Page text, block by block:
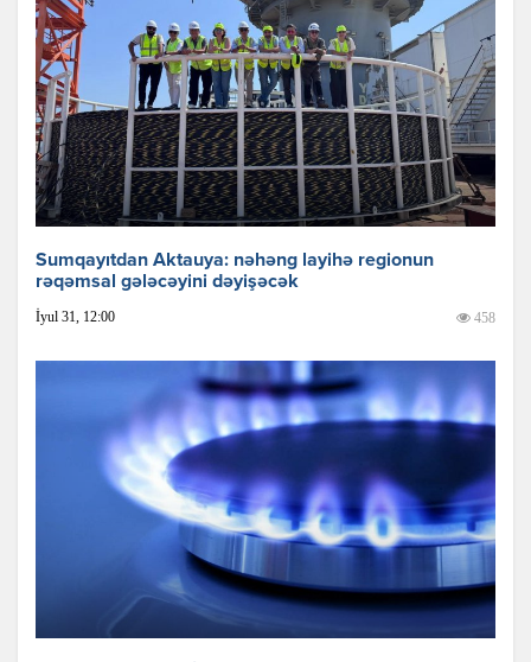
Sumqayıtdan Aktauya: nəhəng layihə regionun
rəqəmsal gələcəyini dəyişəcək
İyul 31, 12:00 458